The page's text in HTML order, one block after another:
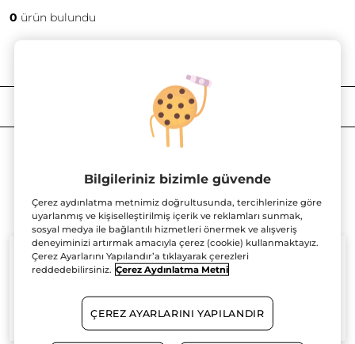
0 ürün bulundu
SIRALAMA
%100
aktifler
bitkisel
tarım sahası
Bilgileriniz bizimle güvende
Çerez aydınlatma metnimiz doğrultusunda, tercihlerinize göre
uyarlanmış ve kişiselleştirilmiş içerik ve reklamları sunmak,
sosyal medya ile bağlantılı hizmetleri önermek ve alışveriş
deneyiminizi artırmak amacıyla çerez (cookie) kullanmaktayız.
Çerez Ayarlarını Yapılandır’a tıklayarak çerezleri
reddedebilirsiniz. Çerez Aydınlatma Metni
ÇEREZ AYARLARINI YAPILANDIR